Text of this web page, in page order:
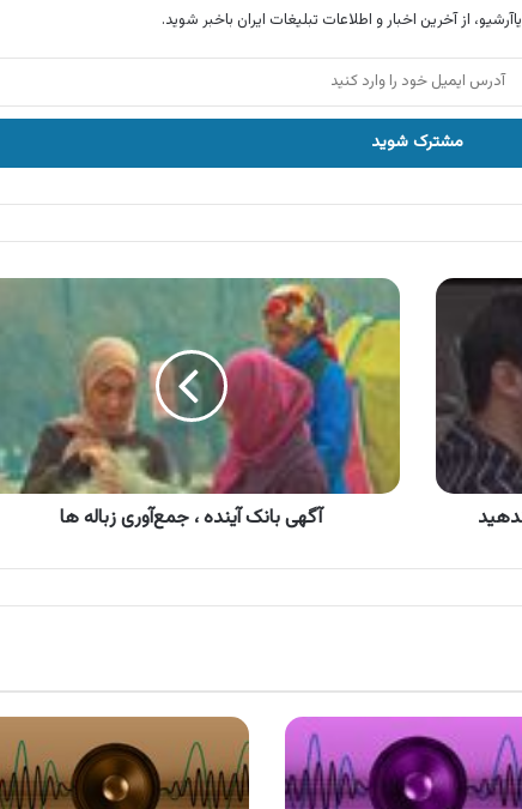
از آخرین اخبار و اطلاعات تبلیغات ایران باخبر شوید.
آگهی
بانک
آینده
جمع‌آوری
آگهی بانک آینده ، جمع‌آوری زباله ها